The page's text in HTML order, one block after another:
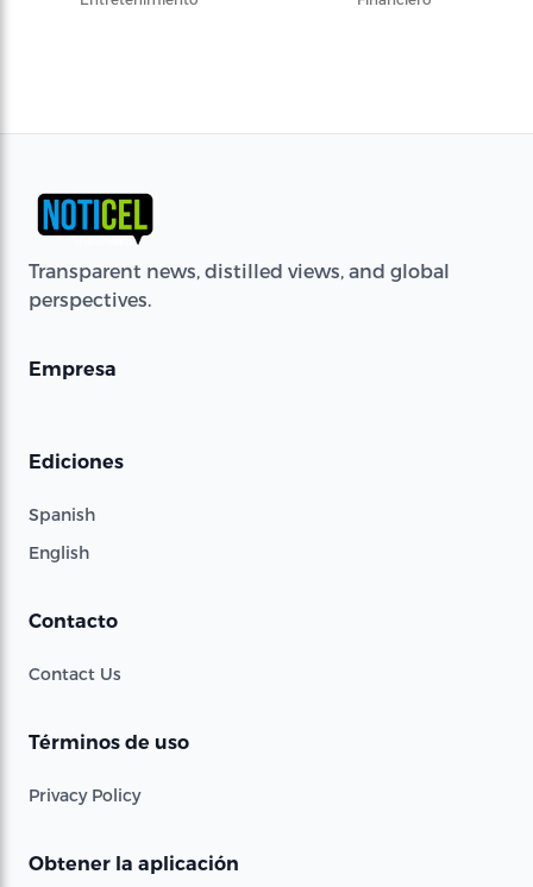
Transparent news, distilled views, and global
perspectives.
Empresa
Ediciones
Spanish
English
Contacto
Contact Us
Términos de uso
Privacy Policy
Obtener la aplicación